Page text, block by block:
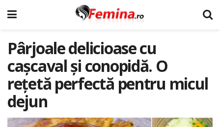
Pârjoale delicioase cu
cașcaval și conopidă. O
rețetă perfectă pentru micul
dejun